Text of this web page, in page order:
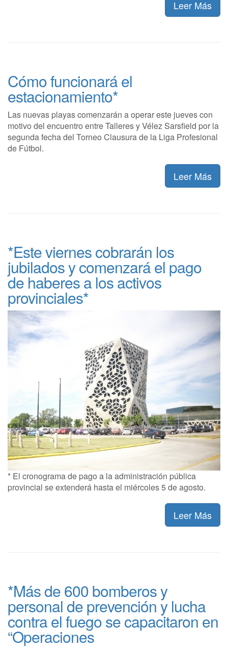
Leer Más
Cómo funcionará el
estacionamiento*
Las nuevas playas comenzarán a operar este jueves con
motivo del encuentro entre Talleres y Vélez Sarsfield por la
segunda fecha del Torneo Clausura de la Liga Profesional
de Fútbol.
Leer Más
*Este viernes cobrarán los
jubilados y comenzará el pago
de haberes a los activos
provinciales*
* El cronograma de pago a la administración pública
provincial se extenderá hasta el miércoles 5 de agosto.
Leer Más
*Más de 600 bomberos y
personal de prevención y lucha
contra el fuego se capacitaron en
“Operaciones